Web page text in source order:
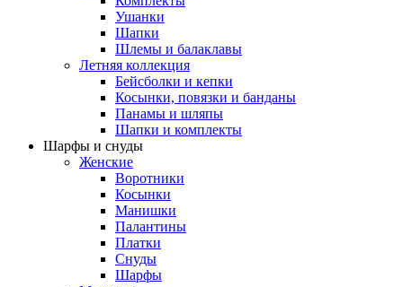
Ушанки
Шапки
Шлемы и балаклавы
Летняя коллекция
Бейсболки и кепки
Косынки, повязки и банданы
Панамы и шляпы
Шапки и комплекты
Шарфы и снуды
Женские
Воротники
Косынки
Манишки
Палантины
Платки
Снуды
Шарфы